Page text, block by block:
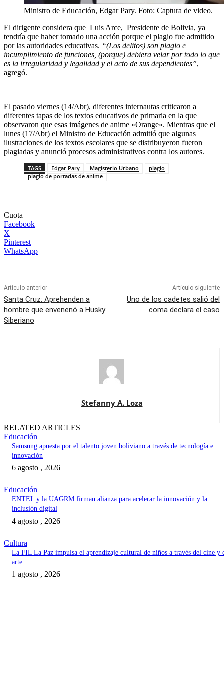
Ministro de Educación, Edgar Pary. Foto: Captura de video.
El dirigente considera que Luis Arce, Presidente de Bolivia, ya
tendría que haber tomado una acción porque el plagio fue admitido
por las autoridades educativas. “(Los delitos) son plagio e
incumplimiento de funciones, (porque) debiera velar por todo lo que
es la irregularidad y legalidad y el acto de sus dependientes”,
agregó.
El pasado viernes (14/Abr), diferentes internautas criticaron a
diferentes tapas de los textos educativos de primaria en la que
observaron que esas imágenes de anime «Orange». Mientras que el
lunes (17/Abr) el Ministro de Educación admitió que algunas
ilustraciones de los textos escolares que se distribuyeron fueron
plagiadas y anunció procesos administrativos contra los autores.
TAGS Edgar Pary Magisterio Urbano
plagio
plagio de portadas de anime
Cuota
Facebook
X
Pinterest
WhatsApp
Artículo anterior
Santa Cruz: Aprehenden a
hombre que envenenó a Husky
Siberiano
Artículo siguiente
Uno de los cadetes salió del
coma declara el caso
Stefanny A. Loza
RELATED ARTICLES
Educación
Samsung apuesta por el talento joven boliviano a través de tecnología e
innovación
6 agosto , 2026
Educación
ENTEL y la UAGRM firman alianza para acelerar la innovación y la
inclusión digital
4 agosto , 2026
Cultura
La FIL La Paz impulsa el aprendizaje cultural de niños a través del cine y
arte
1 agosto , 2026